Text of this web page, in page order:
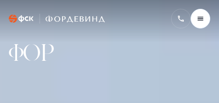
Фордевинд